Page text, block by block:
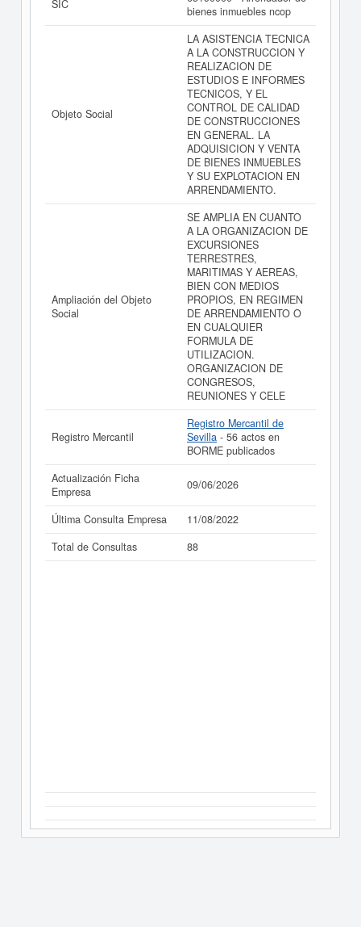
INGENIERIA Y CONTROL DE OBRAS SL
acceder inmediatamente a este
de INGENIERIA Y CONTROL DE
OBRAS SL (EXTINGUIDA) y consultar los resultados de
sus años de actividad, así como los balances y cuentas
de resultados disponibles.
La última actualización del informe de empresa se ha
realizado el 09/06/2026.
SIC
bienes inmuebles ncop
Objeto Social
LA ASISTENCIA TECNICA
A LA CONSTRUCCION Y
REALIZACION DE
ESTUDIOS E INFORMES
TECNICOS, Y EL
CONTROL DE CALIDAD
DE CONSTRUCCIONES
EN GENERAL. LA
ADQUISICION Y VENTA
DE BIENES INMUEBLES
Y SU EXPLOTACION EN
ARRENDAMIENTO.
Ampliación del Objeto
Social
SE AMPLIA EN CUANTO
A LA ORGANIZACION DE
EXCURSIONES
TERRESTRES,
MARITIMAS Y AEREAS,
BIEN CON MEDIOS
PROPIOS, EN REGIMEN
DE ARRENDAMIENTO O
EN CUALQUIER
FORMULA DE
UTILIZACION.
ORGANIZACION DE
CONGRESOS,
REUNIONES Y CELE
Registro Mercantil
Registro Mercantil de
Sevilla - 56 actos en
BORME publicados
Actualización Ficha
Empresa
09/06/2026
Última Consulta Empresa
11/08/2022
Total de Consultas
88